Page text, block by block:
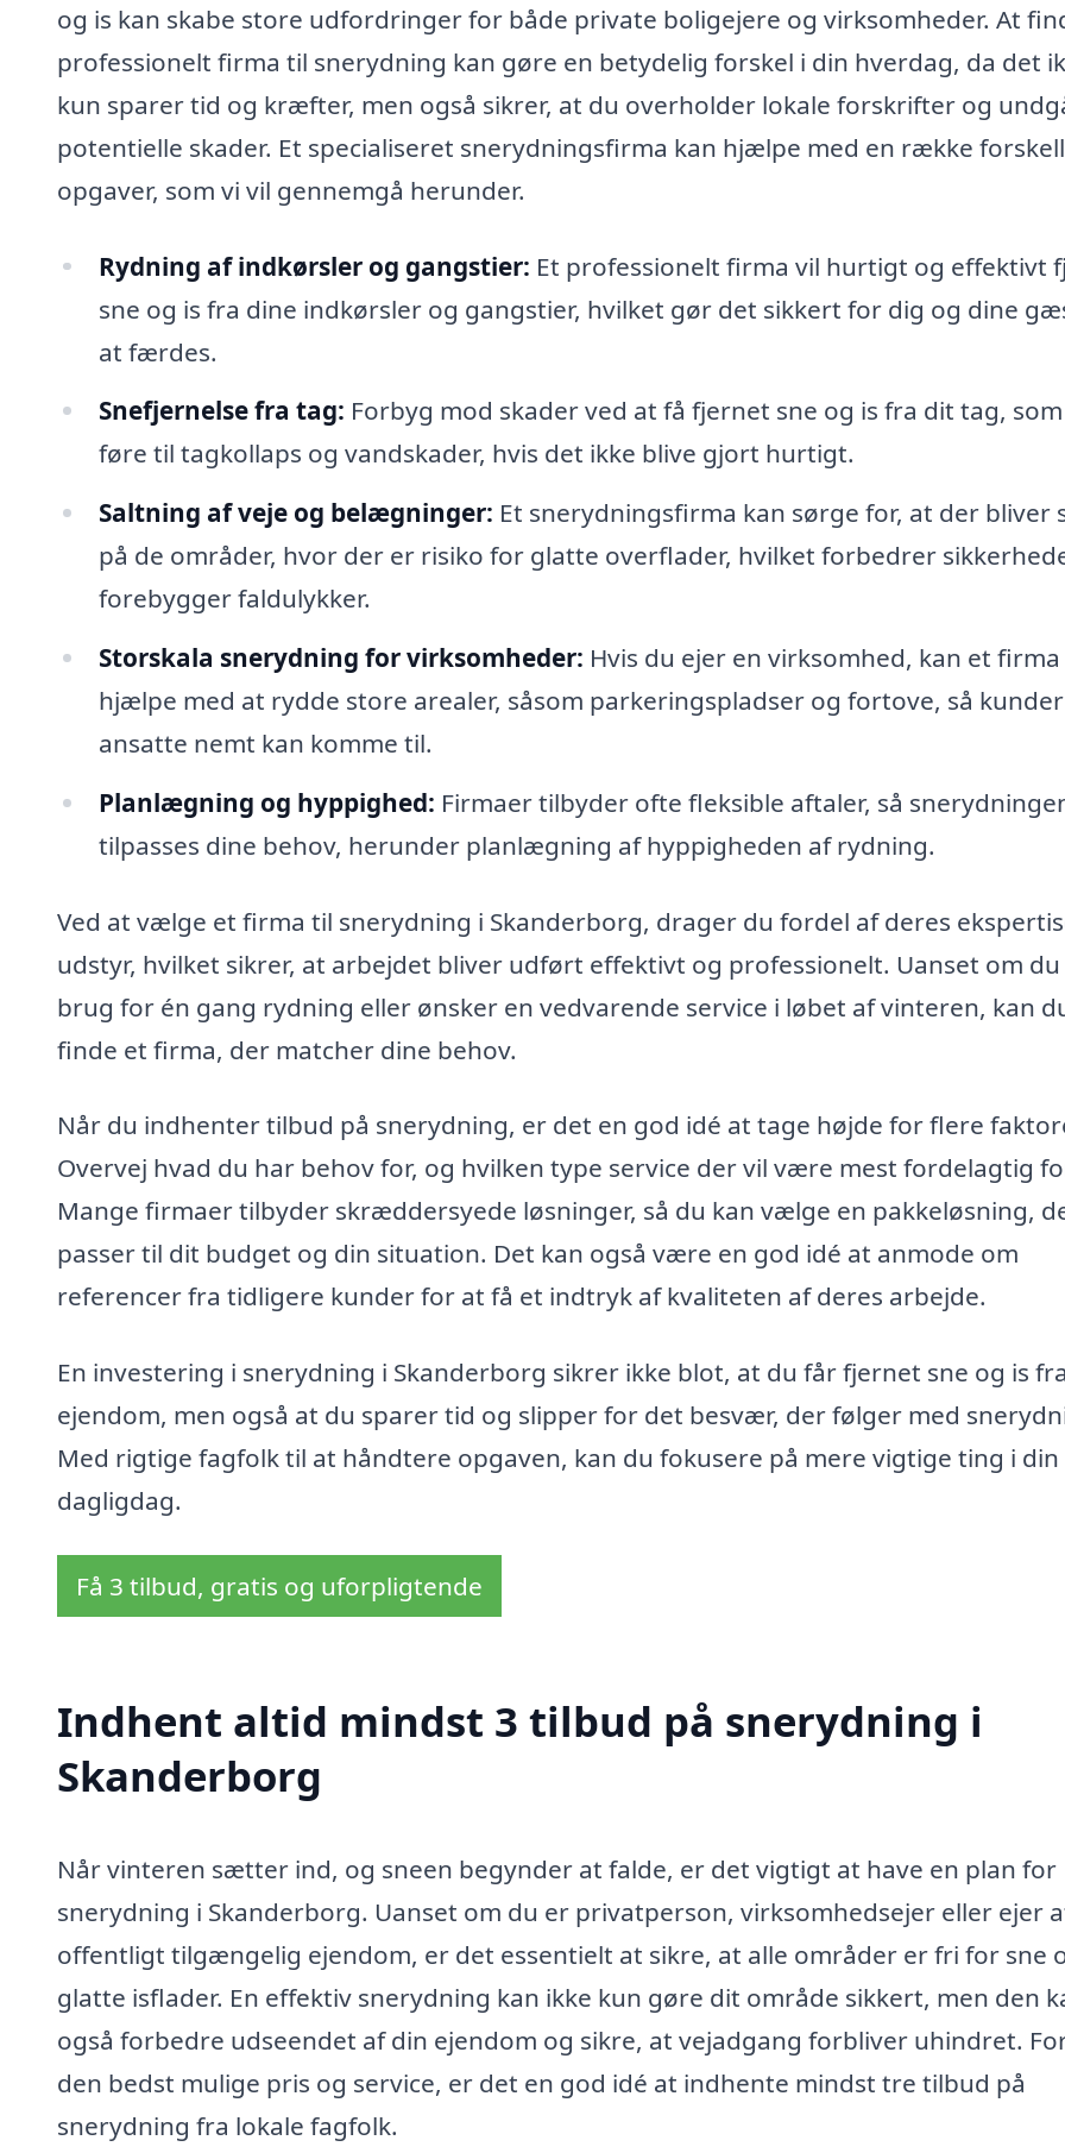
og is kan skabe store udfordringer for både private boligejere og virksomheder. At
professionelt firma til snerydning kan gøre en betydelig forskel i din hverdag, da det
kun sparer tid og kræfter, men også sikrer, at du overholder lokale forskrifter og
potentielle skader. Et specialiseret snerydningsfirma kan hjælpe med en række
opgaver, som vi vil gennemgå herunder.
Rydning af indkørsler og gangstier: Et professionelt firma vil hurtigt og effektivt
sne og is fra dine indkørsler og gangstier, hvilket gør det sikkert for dig og dine
at færdes.
Snefjernelse fra tag: Forbyg mod skader ved at få fjernet sne og is fra dit tag,
føre til tagkollaps og vandskader, hvis det ikke blive gjort hurtigt.
Saltning af veje og belægninger: Et snerydningsfirma kan sørge for, at der bliver
på de områder, hvor der er risiko for glatte overflader, hvilket forbedrer
forebygger faldulykker.
Storskala snerydning for virksomheder: Hvis du ejer en virksomhed, kan et firma
hjælpe med at rydde store arealer, såsom parkeringspladser og fortove, så
ansatte nemt kan komme til.
Planlægning og hyppighed: Firmaer tilbyder ofte fleksible aftaler, så
tilpasses dine behov, herunder planlægning af hyppigheden af rydning.
Ved at vælge et firma til snerydning i Skanderborg, drager du fordel af deres
udstyr, hvilket sikrer, at arbejdet bliver udført effektivt og professionelt. Uanset om
brug for én gang rydning eller ønsker en vedvarende service i løbet af vinteren, kan
finde et firma, der matcher dine behov.
Når du indhenter tilbud på snerydning, er det en god idé at tage højde for flere
Overvej hvad du har behov for, og hvilken type service der vil være mest fordelagtig
Mange firmaer tilbyder skræddersyede løsninger, så du kan vælge en pakkeløsning,
passer til dit budget og din situation. Det kan også være en god idé at anmode om
referencer fra tidligere kunder for at få et indtryk af kvaliteten af deres arbejde.
En investering i snerydning i Skanderborg sikrer ikke blot, at du får fjernet sne og is
ejendom, men også at du sparer tid og slipper for det besvær, der følger med
Med rigtige fagfolk til at håndtere opgaven, kan du fokusere på mere vigtige ting i din
dagligdag.
Få 3 tilbud, gratis og uforpligtende
Indhent altid mindst 3 tilbud på snerydning i
Skanderborg
Når vinteren sætter ind, og sneen begynder at falde, er det vigtigt at have en plan for
snerydning i Skanderborg. Uanset om du er privatperson, virksomhedsejer eller ejer
offentligt tilgængelig ejendom, er det essentielt at sikre, at alle områder er fri for sne
glatte isflader. En effektiv snerydning kan ikke kun gøre dit område sikkert, men den
også forbedre udseendet af din ejendom og sikre, at vejadgang forbliver uhindret.
den bedst mulige pris og service, er det en god idé at indhente mindst tre tilbud på
snerydning fra lokale fagfolk.